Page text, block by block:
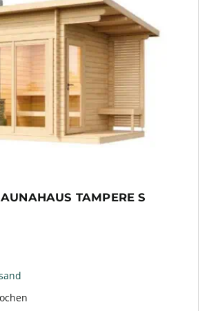
TAMPERE S